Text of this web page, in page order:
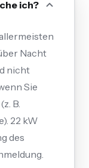
ich?
Nacht
nicht
Sie
B.
22 kW
des